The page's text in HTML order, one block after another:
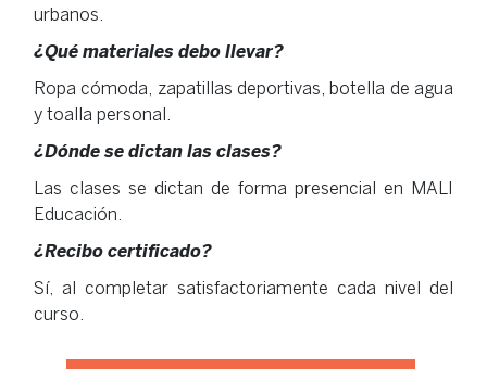
urbanos.
¿Qué materiales debo llevar?
Ropa cómoda, zapatillas deportivas, botella de agua
y toalla personal.
¿Dónde se dictan las clases?
Las clases se dictan de forma presencial en MALI
Educación.
¿Recibo certificado?
Sí, al completar satisfactoriamente cada nivel del
curso.